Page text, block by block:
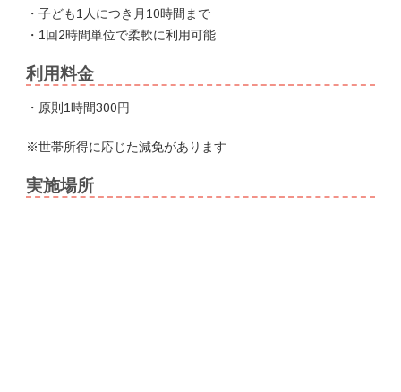
・子ども1人につき月10時間まで
・1回2時間単位で柔軟に利用可能
利用料金
・原則1時間300円
※世帯所得に応じた減免があります
実施場所